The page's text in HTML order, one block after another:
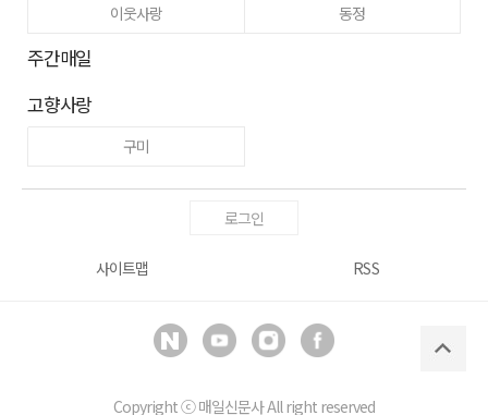
이웃사랑
동정
주간매일
고향사랑
구미
로그인
사이트맵 RSS
Copyright ⓒ매일신문사All right reserved